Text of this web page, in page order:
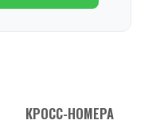
КРОСС-НОМЕРА